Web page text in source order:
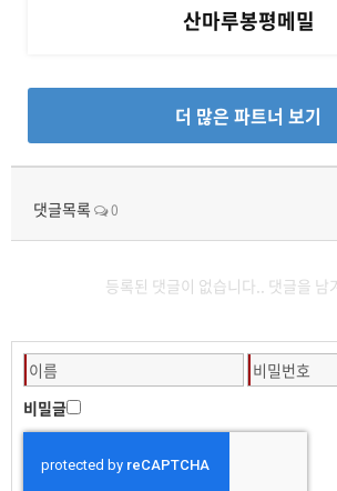
산마루봉평메밀
더 많은 파트너 보기
댓글목록 0
등록된 댓글이 없습니다.. 댓글을 남
비밀글